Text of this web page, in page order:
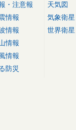
・注意報
情報
情報
情報
情報
防災
天気図
気象衛星
世界衛星